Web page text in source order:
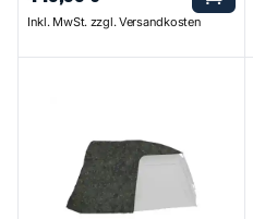
Inkl. MwSt. zzgl. Versandkosten